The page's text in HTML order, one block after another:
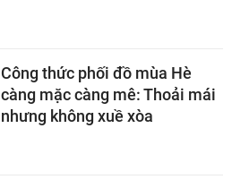
Công thức phối đồ mùa Hè
càng mặc càng mê: Thoải mái
nhưng không xuề xòa